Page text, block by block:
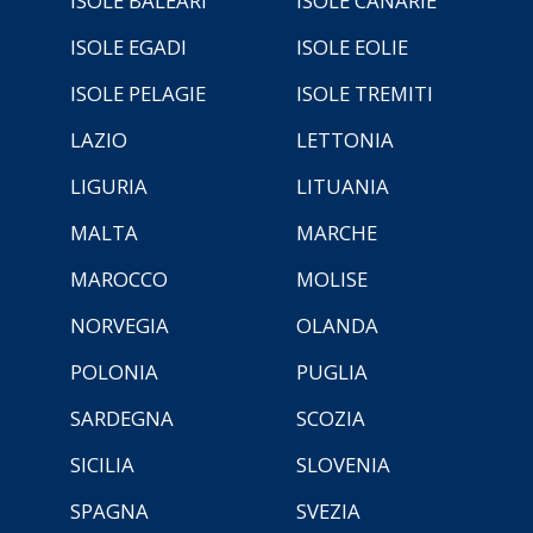
ISOLE EGADI
ISOLE EOLIE
ISOLE PELAGIE
ISOLE TREMITI
LAZIO
LETTONIA
LIGURIA
LITUANIA
MALTA
MARCHE
MAROCCO
MOLISE
NORVEGIA
OLANDA
POLONIA
PUGLIA
SARDEGNA
SCOZIA
SICILIA
SLOVENIA
SPAGNA
SVEZIA